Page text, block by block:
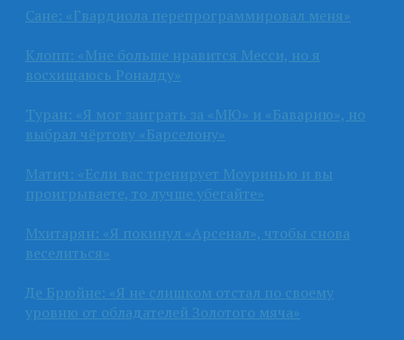
Сане: «Гвардиола перепрограммировал меня»
Клопп: «Мне больше нравится Месси, но я
восхищаюсь Роналду»
Туран: «Я мог заиграть за «МЮ» и «Баварию», но
выбрал чёртову «Барселону»
Матич: «Если вас тренирует Моуринью и вы
проигрываете, то лучше убегайте»
Мхитарян: «Я покинул «Арсенал», чтобы снова
веселиться»
Де Брюйне: «Я не слишком отстал по своему
уровню от обладателей Золотого мяча»